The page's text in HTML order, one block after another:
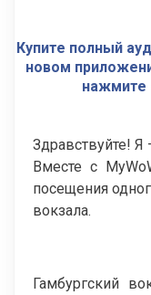
Купите полный
новом
нажмите
Здравствуйте!
Вместе с
посещения
вокзала.
Гамбургский